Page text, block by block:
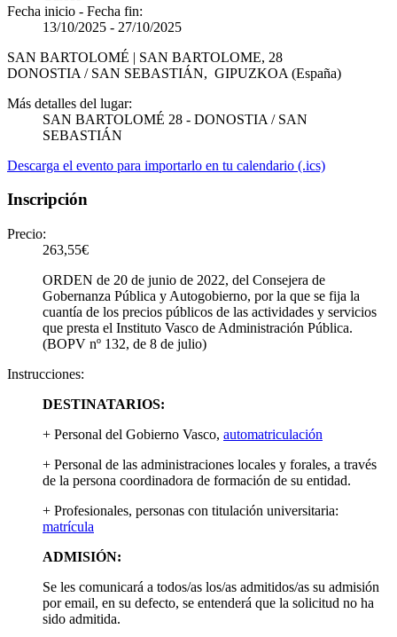
Fecha inicio - Fecha fin:
13/10/2025 - 27/10/2025
SAN BARTOLOMÉ | SAN BARTOLOME, 28
DONOSTIA / SAN SEBASTIÁN, GIPUZKOA (España)
Más detalles del lugar:
SAN BARTOLOMÉ 28 - DONOSTIA / SAN
SEBASTIÁN
Descarga el evento para importarlo en tu calendario (.ics)
Inscripción
Precio:
263,55€
ORDEN de 20 de junio de 2022, del Consejera de
Gobernanza Pública y Autogobierno, por la que se fija la
cuantía de los precios públicos de las actividades y servicios
que presta el Instituto Vasco de Administración Pública.
(BOPV nº 132, de 8 de julio)
Instrucciones:
DESTINATARIOS:
+ Personal del Gobierno Vasco, automatriculación
+ Personal de las administraciones locales y forales, a través
de la persona coordinadora de formación de su entidad.
+ Profesionales, personas con titulación universitaria:
matrícula
ADMISIÓN:
Se les comunicará a todos/as los/as admitidos/as su admisión
por email, en su defecto, se entenderá que la solicitud no ha
sido admitida.